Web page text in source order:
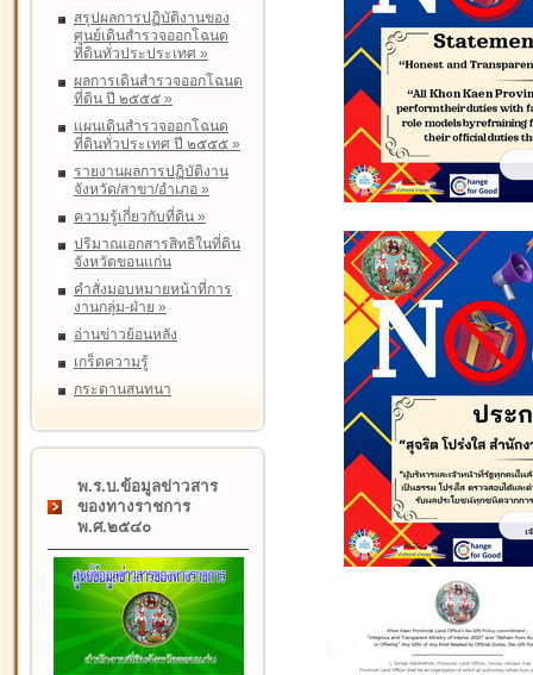
สรุปผลการปฏิบัติงานของ
ศูนย์เดินสำรวจออกโฉนด
ที่ดินทั่วประประเทศ »
ผลการเดินสำรวจออกโฉนด
ที่ดิน ปี ๒๕๕๕ »
แผนเดินสำรวจออกโฉนด
ที่ดินทั่วประเทศ ปี ๒๕๕๕ »
รายงานผลการปฏิบัติงาน
จังหวัด/สาขา/อำเภอ »
ความรู้เกี่ยวกับที่ดิน »
ปริมาณเอกสารสิทธิในที่ดิน
จังหวัดขอนแก่น
คำสั่งมอบหมายหน้าที่การ
งานกลุ่ม-ฝ่าย »
อ่านข่าวย้อนหลัง
เกร็ดความรู้
กระดานสนทนา
พ.ร.บ.ข้อมูลข่าวสาร
ของทางราชการ
พ.ศ.๒๕๔๐